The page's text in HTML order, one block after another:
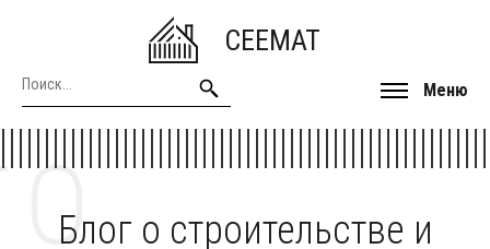
CEEMAT
Меню
Блог о строительстве и
О